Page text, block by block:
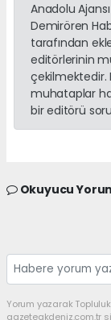
Anadolu
Demirören
tarafından
editörlerinin
çekilmektedir.
muhataplar
bir editörü
Okuyucu
Yorum yazarak
gazeteakdeniz.com.tr